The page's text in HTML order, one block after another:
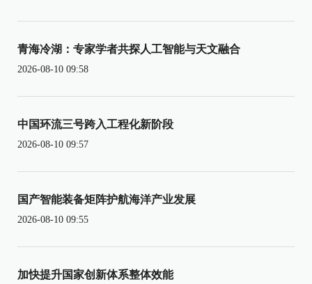
青海冷湖：专家学者共探人工智能与天文融合
2026-08-10 09:58
中国环流三号跨入工程化新阶段
2026-08-10 09:57
国产智能装备矩阵护航海洋产业发展
2026-08-10 09:55
加快提升国家创新体系整体效能